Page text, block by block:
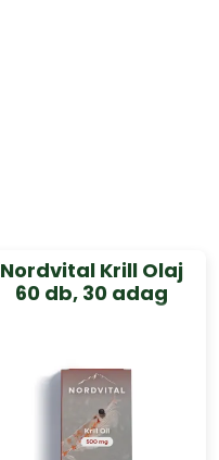
Nordvital Krill Olaj
60 db, 30 adag